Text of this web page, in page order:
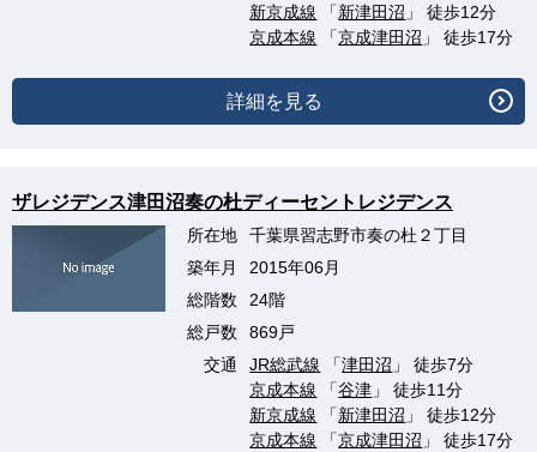
新京成線 「新津田沼 」 徒歩12分
京成本線 「京成津田沼 」 徒歩17分
詳細を見る
ザレジデンス津田沼奏の杜ディーセントレジデンス
所在地
千葉県習志野市奏の杜２丁目
築年月
2015年06月
総階数
24階
総戸数
869戸
交通
JR総武線 「津田沼 」 徒歩7分
京成本線 「谷津 」 徒歩11分
新京成線 「新津田沼 」 徒歩12分
京成本線 「京成津田沼 」 徒歩17分